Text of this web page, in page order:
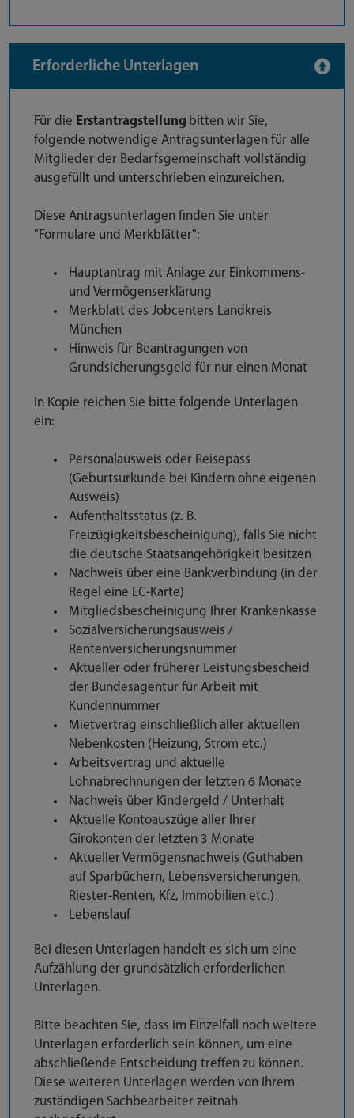
Erforderliche Unterlagen
Für die Erstantragstellung bitten wir Sie,
folgende notwendige Antragsunterlagen für alle
Mitglieder der Bedarfsgemeinschaft vollständig
ausgefüllt und unterschrieben einzureichen.
Diese Antragsunterlagen finden Sie unter
"Formulare und Merkblätter":
Hauptantrag mit Anlage zur Einkommens-
und Vermögenserklärung
Merkblatt des Jobcenters Landkreis
München
Hinweis für Beantragungen von
Grundsicherungsgeld für nur einen Monat
In Kopie reichen Sie bitte folgende Unterlagen
ein:
Personalausweis oder Reisepass
(Geburtsurkunde bei Kindern ohne eigenen
Ausweis)
Aufenthaltsstatus (z. B.
Freizügigkeitsbescheinigung), falls Sie nicht
die deutsche Staatsangehörigkeit besitzen
Nachweis über eine Bankverbindung (in der
Regel eine EC-Karte)
Mitgliedsbescheinigung Ihrer Krankenkasse
Sozialversicherungsausweis /
Rentenversicherungsnummer
Aktueller oder früherer Leistungsbescheid
der Bundesagentur für Arbeit mit
Kundennummer
Mietvertrag einschließlich aller aktuellen
Nebenkosten (Heizung, Strom etc.)
Arbeitsvertrag und aktuelle
Lohnabrechnungen der letzten 6 Monate
Nachweis über Kindergeld / Unterhalt
Aktuelle Kontoauszüge aller Ihrer
Girokonten der letzten 3 Monate
Aktueller Vermögensnachweis (Guthaben
auf Sparbüchern, Lebensversicherungen,
Riester-Renten, Kfz, Immobilien etc.)
Lebenslauf
Bei diesen Unterlagen handelt es sich um eine
Aufzählung der grundsätzlich erforderlichen
Unterlagen.
Bitte beachten Sie, dass im Einzelfall noch weitere
Unterlagen erforderlich sein können, um eine
abschließende Entscheidung treffen zu können.
Diese weiteren Unterlagen werden von Ihrem
zuständigen Sachbearbeiter zeitnah